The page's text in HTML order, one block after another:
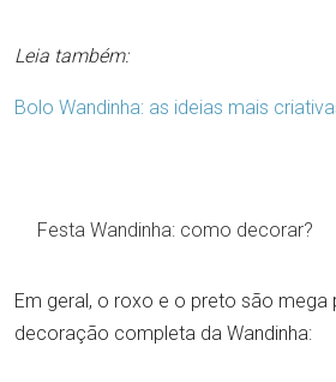
Leia também:
Bolo Wandinha: as ideias mais
Festa Wandinha: como decorar?
Em geral, o roxo e o preto são mega
decoração completa da Wandinha: